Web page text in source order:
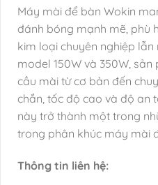
Máy mài để bàn Wokin
đánh bóng mạnh mẽ, phù
kim loại chuyên nghiệp lẫn
model 150W và 350W,
cầu mài từ cơ bản đến
chắn, tốc độ cao và độ an
này trở thành một trong
trong phân khúc máy mài
Thông tin liên hệ: